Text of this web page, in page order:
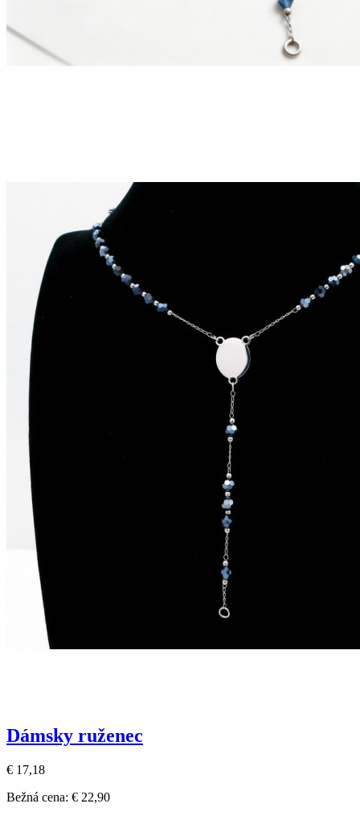
Dámsky ruženec
€ 17,18
Bežná cena: € 22,90